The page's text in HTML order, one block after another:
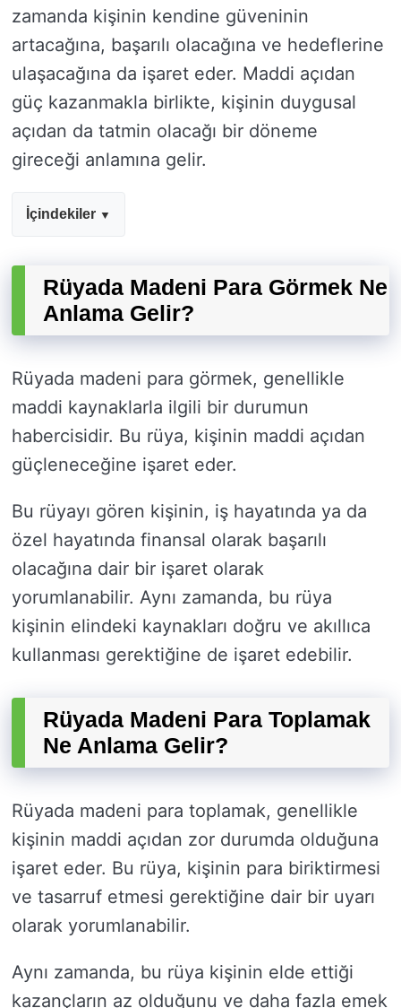
zamanda kişinin kendine güveninin
artacağına, başarılı olacağına ve hedeflerine
ulaşacağına da işaret eder. Maddi açıdan
güç kazanmakla birlikte, kişinin duygusal
açıdan da tatmin olacağı bir döneme
gireceği anlamına gelir.
İçindekiler
Rüyada Madeni Para Görmek Ne
Anlama Gelir?
Rüyada madeni para görmek, genellikle
maddi kaynaklarla ilgili bir durumun
habercisidir. Bu rüya, kişinin maddi açıdan
güçleneceğine işaret eder.
Bu rüyayı gören kişinin, iş hayatında ya da
özel hayatında finansal olarak başarılı
olacağına dair bir işaret olarak
yorumlanabilir. Aynı zamanda, bu rüya
kişinin elindeki kaynakları doğru ve akıllıca
kullanması gerektiğine de işaret edebilir.
Rüyada Madeni Para Toplamak
Ne Anlama Gelir?
Rüyada madeni para toplamak, genellikle
kişinin maddi açıdan zor durumda olduğuna
işaret eder. Bu rüya, kişinin para biriktirmesi
ve tasarruf etmesi gerektiğine dair bir uyarı
olarak yorumlanabilir.
Aynı zamanda, bu rüya kişinin elde ettiği
kazançların az olduğunu ve daha fazla emek